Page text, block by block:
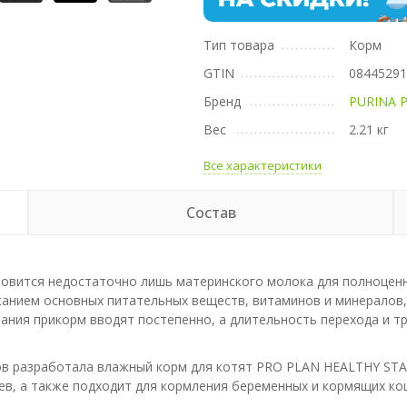
Тип товара
Корм
GTIN
Бренд
PURINA
Вес
2.21 кг
Все характеристики
Состав
недостаточно лишь материнского молока для
основных питательных веществ, витаминов и
прикорм вводят постепенно, а длительность перехода и
влажный корм для котят PRO PLAN HEALTHY
а также подходит для кормления беременных и кормящих